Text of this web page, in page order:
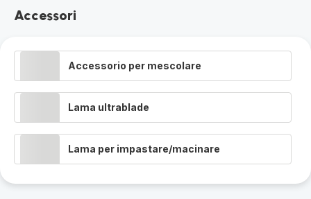
Accessori
Accessorio per mescolare
Lama ultrablade
Lama per impastare/macinare